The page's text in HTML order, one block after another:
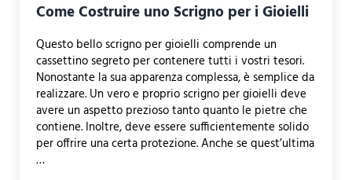
Come Costruire uno Scrigno per i Gioielli
Questo bello scrigno per gioielli comprende un
cassettino segreto per contenere tutti i vostri tesori.
Nonostante la sua apparenza complessa, è semplice da
realizzare. Un vero e proprio scrigno per gioielli deve
avere un aspetto prezioso tanto quanto le pietre che
contiene. Inoltre, deve essere sufficientemente solido
per offrire una certa protezione. Anche se quest’ultima
…